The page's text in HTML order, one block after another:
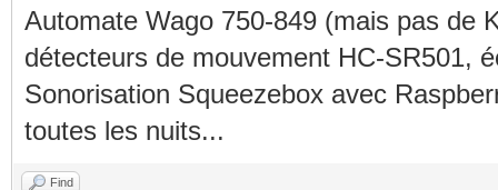
Automate Wago 750-849 (mais pas de
détecteurs de mouvement HC-SR501,
Sonorisation Squeezebox avec
toutes les nuits...
Find